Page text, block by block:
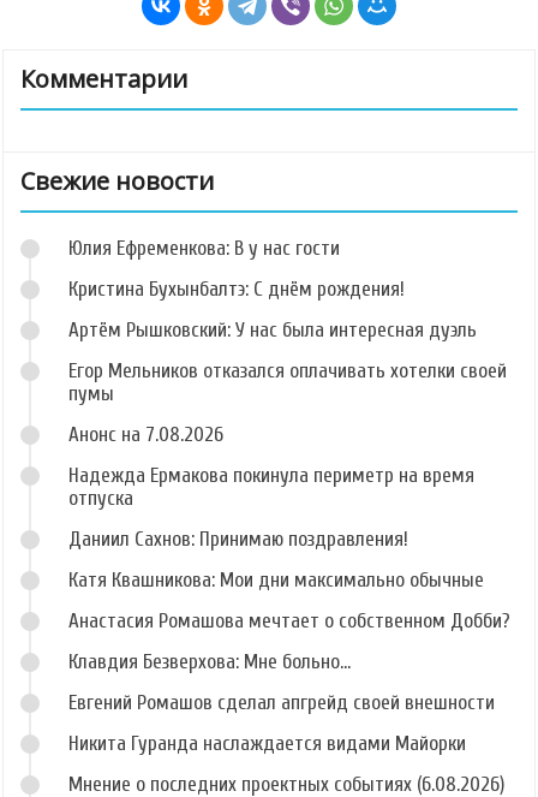
Комментарии
Свежие новости
Юлия Ефременкова: В у нас гости
Кристина Бухынбалтэ: С днём рождения!
Артём Рышковский: У нас была интересная дуэль
Егор Мельников отказался оплачивать хотелки своей
пумы
Анонс на 7.08.2026
Надежда Ермакова покинула периметр на время
отпуска
Даниил Сахнов: Принимаю поздравления!
Катя Квашникова: Мои дни максимально обычные
Анастасия Ромашова мечтает о собственном Добби?
Клавдия Безверхова: Мне больно...
Евгений Ромашов сделал апгрейд своей внешности
Никита Гуранда наслаждается видами Майорки
Мнение о последних проектных событиях (6.08.2026)